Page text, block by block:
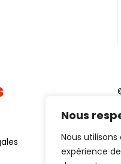
Nous
Nous
expérience